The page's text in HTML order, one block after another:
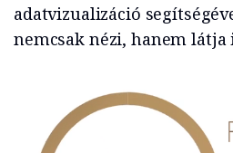
adatvizualizáció
nemcsak nézi, hanem látja